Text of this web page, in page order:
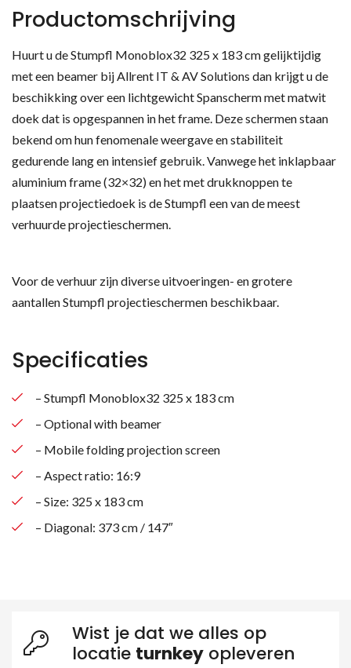
Productomschrijving
Huurt u de Stumpfl Monoblox32 325 x 183 cm gelijktijdig
met een beamer bij Allrent IT & AV Solutions dan krijgt u de
beschikking over een lichtgewicht Spanscherm met matwit
doek dat is opgespannen in het frame. Deze schermen staan
bekend om hun fenomenale weergave en stabiliteit
gedurende lang en intensief gebruik. Vanwege het inklapbaar
aluminium frame (32×32) en het met drukknoppen te
plaatsen projectiedoek is de Stumpfl een van de meest
verhuurde projectieschermen.
Voor de verhuur zijn diverse uitvoeringen- en grotere
aantallen Stumpfl projectieschermen beschikbaar.
Specificaties
– Stumpfl Monoblox32 325 x 183 cm
– Optional with beamer
– Mobile folding projection screen
– Aspect ratio: 16:9
– Size: 325 x 183 cm
– Diagonal: 373 cm / 147″
Wist je dat we alles op
locatie turnkey opleveren